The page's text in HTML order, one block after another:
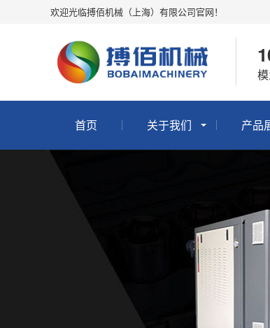
欢迎光临搏佰机械（上海）有限公司官网！
首页 关于我们 产品